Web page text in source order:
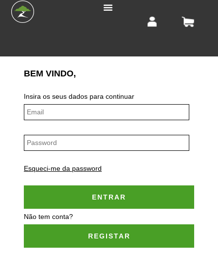
Registo
BEM VINDO,
Insira os seus dados para continuar
Esqueci-me da password
ENTRAR
Não tem conta?
REGISTAR